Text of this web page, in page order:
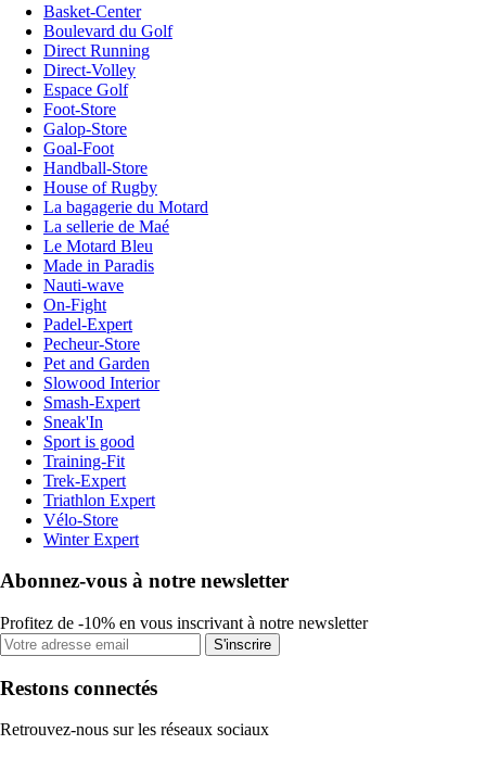
Basket-Center
Boulevard du Golf
Direct Running
Direct-Volley
Espace Golf
Foot-Store
Galop-Store
Goal-Foot
Handball-Store
House of Rugby
La bagagerie du Motard
La sellerie de Maé
Le Motard Bleu
Made in Paradis
Nauti-wave
On-Fight
Padel-Expert
Pecheur-Store
Pet and Garden
Slowood Interior
Smash-Expert
Sneak'In
Sport is good
Training-Fit
Trek-Expert
Triathlon Expert
Vélo-Store
Winter Expert
Abonnez-vous à notre newsletter
Profitez de -10% en vous inscrivant à notre newsletter
S'inscrire
Restons connectés
Retrouvez-nous sur les réseaux sociaux